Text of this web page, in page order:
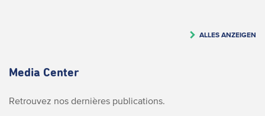
ALLES ANZEIGEN
Media Center
Retrouvez nos dernières publications.